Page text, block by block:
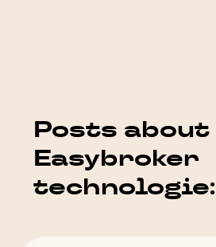
Posts about
Easybroker
technologie: